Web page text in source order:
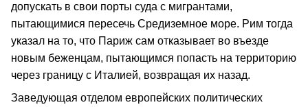
допускать в свои порты суда с мигрантами,
пытающимися пересечь Средиземное море. Рим тогда
указал на то, что Париж сам отказывает во въезде
новым беженцам, пытающимся попасть на территорию
через границу с Италией, возвращая их назад.
Заведующая отделом европейских политических